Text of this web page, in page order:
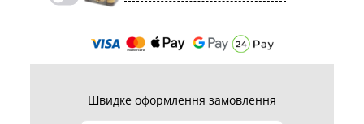
Швидке оформлення замовлення